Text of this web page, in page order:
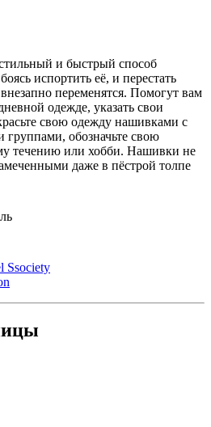
и быстрый способ
испортить её, и перестать
переменятся. Помогут вам
одежде, указать свои
свою одежду нашивками с
обозначьте свою
течению или хобби. Нашивки не
даже в пёстрой толпе
Ssociety